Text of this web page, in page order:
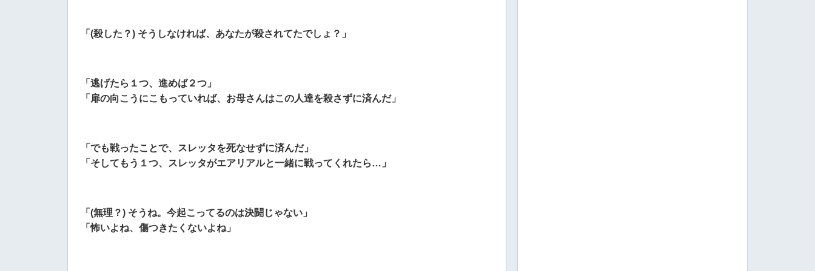
「(殺した？) そうしなければ、あなたが殺されてたでしょ？」
「逃げたら１つ、進めば２つ」
「扉の向こうにこもっていれば、お母さんはこの人達を殺さずに済んだ」
「でも戦ったことで、スレッタを死なせずに済んだ」
「そしてもう１つ、スレッタがエアリアルと一緒に戦ってくれたら…」
「(無理？) そうね。今起こってるのは決闘じゃない」
「怖いよね、傷つきたくないよね」